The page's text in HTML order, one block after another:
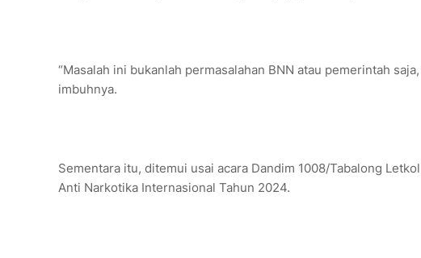
“Masalah ini bukanlah permasalahan BNN atau pemerintah
imbuhnya.
Sementara itu, ditemui usai acara Dandim 1008/Tabalong
Anti Narkotika Internasional Tahun 2024.